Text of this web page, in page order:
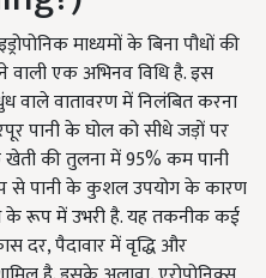
माध्यमों के बिना पौधों की
वाली एक अभिनव विधि है. इस
वाले वातावरण में निलंबित करना
पानी के घोल को सीधे जड़ों पर
खेती की तुलना में 95% कम पानी
से पानी के कुशल उपयोग के कारण
के रूप में उभरी है. यह तकनीक कई
दर, पैदावार में वृद्धि और